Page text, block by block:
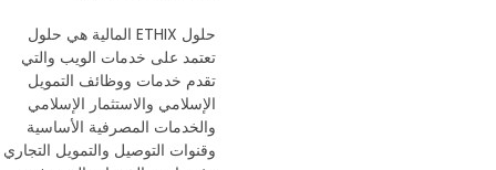
حلول ETHIX المالية هي حلول
تعتمد على خدمات الويب والتي
تقدم خدمات ووظائف التمويل
الإسلامي والاستثمار الإسلامي
والخدمات المصرفية الأساسية
وقنوات التوصيل والتمويل التجاري